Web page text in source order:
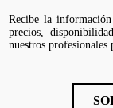
Recibe la
precios,
nuestros